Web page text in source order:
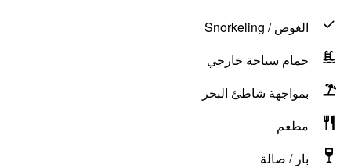
الغوص / Snorkeling
حمام سباحة خارجي
بمواجهة شاطئ البحر
مطعم
بار / صالة